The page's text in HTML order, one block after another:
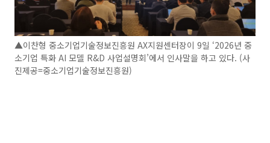
▲이찬형 중소기업기술정보진흥원 AX지원센터장이 9일 ‘2026년 중
소기업 특화 AI 모델 R&D 사업설명회’에서 인사말을 하고 있다. (사
진제공=중소기업기술정보진흥원)